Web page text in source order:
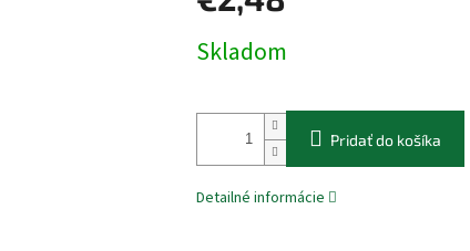
cena:
Skladom
Pridať do košíka
Detailné informácie